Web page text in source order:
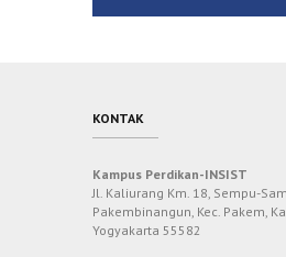
KONTAK
Kampus Perdikan-INSIST
Jl. Kaliurang Km. 18, Sempu-
Pakembinangun, Kec. Pakem,
Yogyakarta 55582